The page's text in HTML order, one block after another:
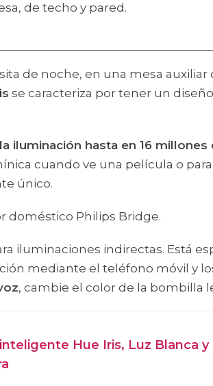
de techo y pared.
de noche, en una mesa auxiliar
se caracteriza por tener un
iluminación hasta en 16 millones
cuando ve una película o
único.
doméstico Philips Bridge.
iluminaciones indirectas. Está
mediante el teléfono móvil y
, cambie el color de la bombilla
Hue Iris, Luz Blanca